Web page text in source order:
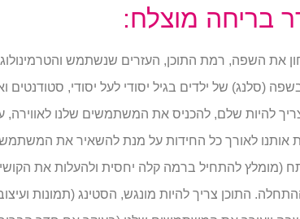
את השפה, רמת התוכן, העזרים שנשתמש
(סלנג) של ילדים בגיל יסודי לעל יסודי, סטודנטים
להיות שלם, להכניס את המשתמשים שלנו
אותנו לאורך כל החידות על מנת להשאיר את
(מומלץ להתחיל ברמה קלה יחסית ולהעלות את
התוכן צריך להיות מונגש, הסטינג (תמונות